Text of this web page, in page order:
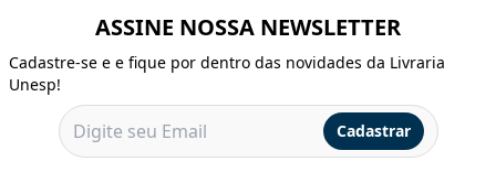
ASSINE NOSSA NEWSLETTER
Cadastre-se e e fique por dentro das novidades da Livraria
Unesp!
Cadastrar